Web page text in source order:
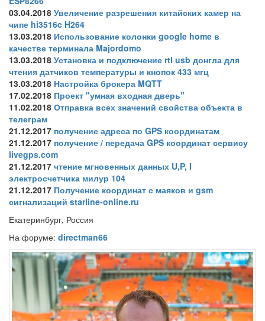
03.04.2018 Увеличение разрешения китайских камер на
чипе hi3516c H264
13.03.2018 Использование колонки google home в
качестве терминала Majordomo
13.03.2018 Установка и подключение rtl usb донгла для
чтения датчиков температуры и кнопок 433 мгц
13.03.2018 Настройка брокера MQTT
17.02.2018 Проект "умная входная дверь"
11.02.2018 Отправка всех значений свойства объекта в
телеграм
21.12.2017 получение адреса по GPS координатам
21.12.2017 получение / передача GPS координат сервису
livegps.com
21.12.2017 чтение мгновенных данных U,P, I
электросчетчика милур 104
21.12.2017 Получение координат с маяков и gsm
сигнализаций starline-online.ru
Екатеринбург, Россия
На форуме: directman66